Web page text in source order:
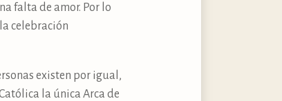
falta de amor. Por lo
celebración
existen por igual,
la única Arca de